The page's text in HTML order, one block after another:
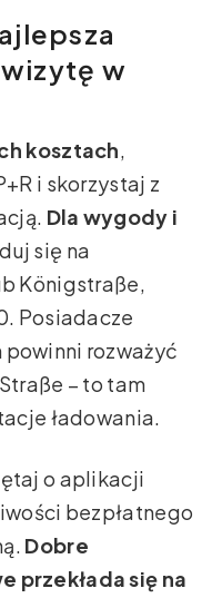
w
kosztach,
i skorzystaj z
Dla wygody i
się na
Königstraße,
Posiadacze
rozważyć
– to tam
ładowania.
o aplikacji
bezpłatnego
Dobre
przekłada się na